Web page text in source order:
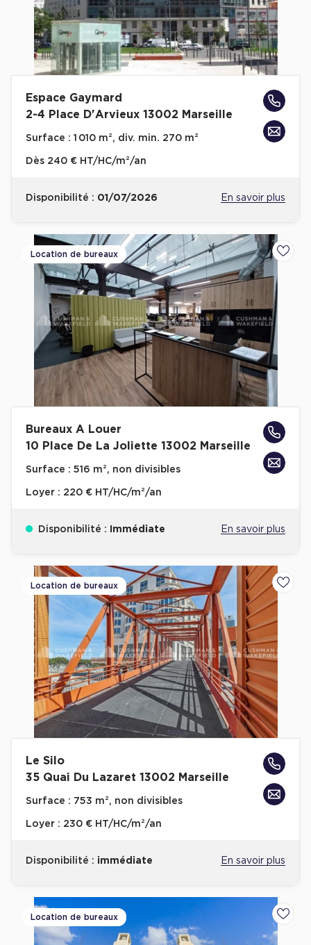
Espace Gaymard
2-4 Place D'Arvieux 13002 Marseille
Surface : 1 010 m², div. min. 270 m²
Dès 240 € HT/HC/m²/an
Disponibilité : 01/07/2026 En savoir plus
Location de bureaux
Bureaux A Louer
10 Place De La Joliette 13002 Marseille
Surface : 516 m², non divisibles
Loyer : 220 € HT/HC/m²/an
Disponibilité : Immédiate En savoir plus
Location de bureaux
Le Silo
35 Quai Du Lazaret 13002 Marseille
Surface : 753 m², non divisibles
Loyer : 230 € HT/HC/m²/an
Disponibilité : immédiate En savoir plus
Location de bureaux